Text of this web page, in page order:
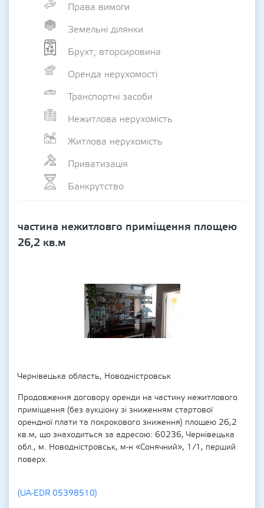
Права вимоги
Земельні ділянки
Брухт, вторсировина
Оренда нерухомості
Транспортні засоби
Нежитлова нерухомість
Житлова нерухомість
Приватизація
Банкрутство
частина нежитловго приміщення площею
26,2 кв.м
Чернівецька область, Новодністровськ
Продовження договору оренди на частину нежитлового
приміщення (без аукціону зі зниженням стартової
орендної плати та покрокового зниження) площею 26,2
кв.м, що знаходиться за адресою: 60236, Чернівецька
обл., м. Новодністровськ, м-н «Сонячний», 1/1, перший
поверх.
(UA-EDR 05398510)